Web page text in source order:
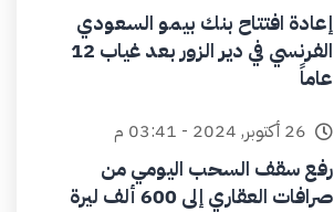
إعادة افتتاح بنك بيمو السعودي
الفرنسي في دير الزور بعد غياب 12
عاماً
26 أكتوبر, 2024 - 03:41 م
رفع سقف السحب اليومي من
صرافات العقاري إلى 600 ألف ليرة